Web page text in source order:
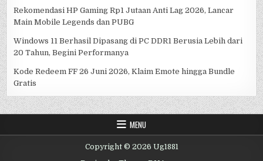
Rekomendasi HP Gaming Rp1 Jutaan Anti Lag 2026, Lancar
Main Mobile Legends dan PUBG
Windows 11 Berhasil Dipasang di PC DDR1 Berusia Lebih dari
20 Tahun, Begini Performanya
Kode Redeem FF 26 Juni 2026, Klaim Emote hingga Bundle
Gratis
MENU
Copyright © 2026 Ug1881